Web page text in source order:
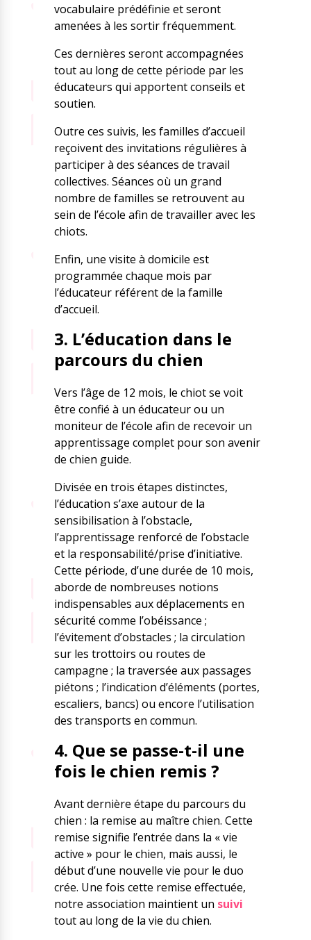
vocabulaire prédéfinie et seront
amenées à les sortir fréquemment.
Ces dernières seront accompagnées
tout au long de cette période par les
éducateurs qui apportent conseils et
soutien.
Outre ces suivis, les familles d’accueil
reçoivent des invitations régulières à
participer à des séances de travail
collectives. Séances où un grand
nombre de familles se retrouvent au
sein de l’école afin de travailler avec les
chiots.
Enfin, une visite à domicile est
programmée chaque mois par
l’éducateur référent de la famille
d’accueil.
3. L’éducation dans le
parcours du chien
Vers l’âge de 12 mois, le chiot se voit
être confié à un éducateur ou un
moniteur de l’école afin de recevoir un
apprentissage complet pour son avenir
de chien guide.
Divisée en trois étapes distinctes,
l’éducation s’axe autour de la
sensibilisation à l’obstacle,
l’apprentissage renforcé de l’obstacle
et la responsabilité/prise d’initiative.
Cette période, d’une durée de 10 mois,
aborde de nombreuses notions
indispensables aux déplacements en
sécurité comme l’obéissance ;
l’évitement d’obstacles ; la circulation
sur les trottoirs ou routes de
campagne ; la traversée aux passages
piétons ; l’indication d’éléments (portes,
escaliers, bancs) ou encore l’utilisation
des transports en commun.
4. Que se passe-t-il une
fois le chien remis ?
Avant dernière étape du parcours du
chien : la remise au maître chien. Cette
remise signifie l’entrée dans la « vie
active » pour le chien, mais aussi, le
début d’une nouvelle vie pour le duo
crée. Une fois cette remise effectuée,
notre association maintient un suivi
tout au long de la vie du chien.